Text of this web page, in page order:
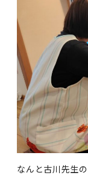
なんと古川先生